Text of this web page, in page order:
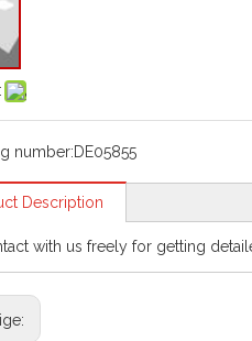
number:DE05855
Description
with us freely for getting